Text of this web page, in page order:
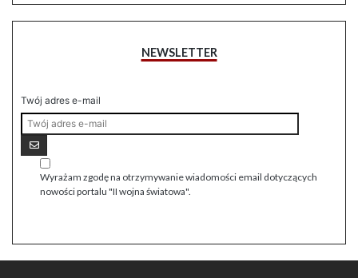
NEWSLETTER
Twój adres e-mail
Wyrażam zgodę na otrzymywanie wiadomości email dotyczących
nowości portalu "II wojna światowa".